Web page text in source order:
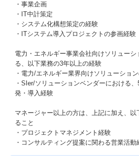
・事業企画
・IT中計策定
・システム化構想策定の経験
・ITシステム導入プロジェクトの参画経験
電力・エネルギー事業会社向けソリューシ
る、以下業務の3年以上の経験
・電力/エネルギー業界向けソリューショ
・SIer/ソリューションベンダーにおける
発・導入経験
マネージャー以上の方は、上記に加え、
ること
・プロジェクトマネジメント経験
・コンサルティング提案に関わる営業活動